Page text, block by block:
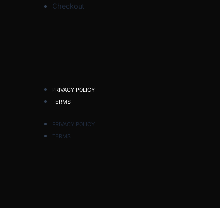
Checkout
PRIVACY POLICY
TERMS
PRIVACY POLICY
TERMS